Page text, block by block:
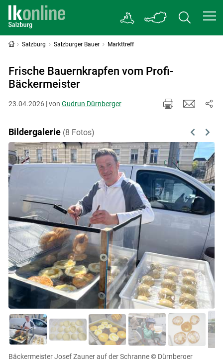
Salzburg Salzburger Bauer Markttreff
Frische Bauernkrapfen vom Profi-
Bäckermeister
23.04.2026 | von Gudrun Dürnberger
Bildergalerie (8 Fotos) Previous
Next
Bäckermeister Josef Zauner auf der Schranne© Dürnberger